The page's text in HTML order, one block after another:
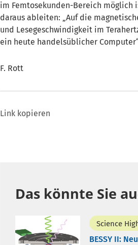
im Femtosekunden-Bereich möglich
daraus ableiten: „Auf die
und Lesegeschwindigkeit im
ein heute handelsüblicher
F. Rott
Link kopieren
Das könnte Sie
Science
BESSY II: